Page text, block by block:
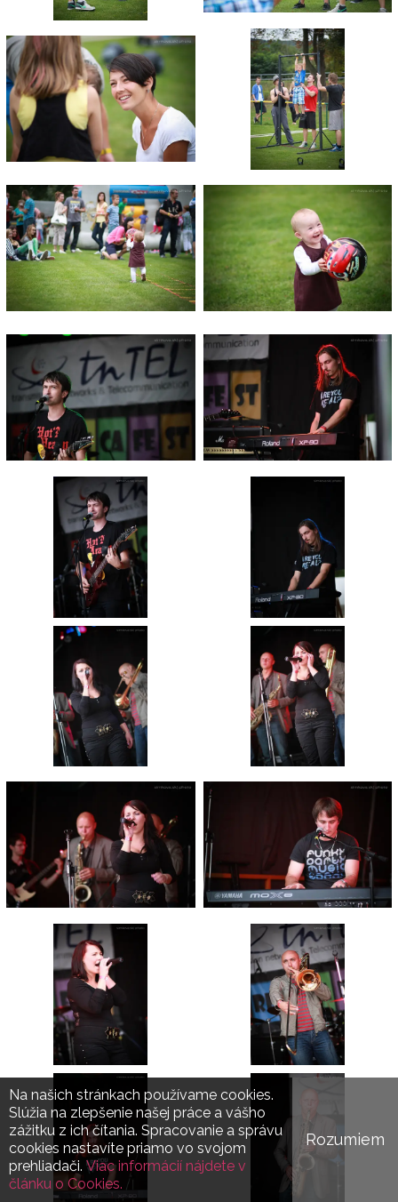
Na našich stránkach používame cookies.
Slúžia na zlepšenie našej práce a vášho
zážitku z ich čítania. Spracovanie a správu
cookies nastavíte priamo vo svojom
prehliadači. Viac informácií nájdete v
článku o Cookies.
Rozumiem